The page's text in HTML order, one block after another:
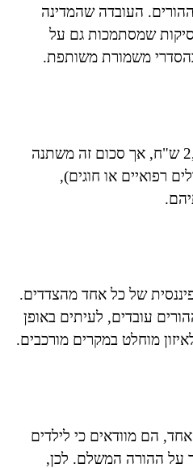
מתחלקת בין ההורים. העובדה שהמדינה
שמסתמכות גם על
בהסדרי משמורת משותפת.
במשפחות רבות, דמי מזונות בסיסיים עבור ילד אחד עשויים לנוע בין 1,300 ל-2,000 ש"ח, אך סכום זה משתנה
רפואיים או חוגים),
של כל אחד מהצדדים.
עובדים, לעיתים באופן
מוחלט במקרים מורכבים.
הם מוודאים כי לילדים
על ההורה המשלם. לכן,